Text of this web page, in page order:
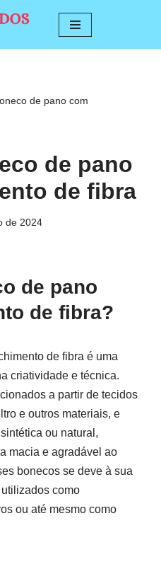
de pano com
de pano
de fibra
de 2024
de pano
de fibra?
de fibra é uma
criatividade e técnica.
a partir de tecidos
e outros materiais, e
ou natural,
macia e agradável ao
bonecos se deve à sua
como
ou até mesmo como